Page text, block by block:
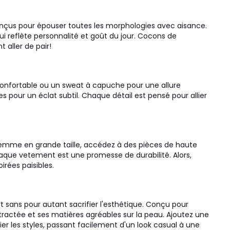
pour épouser toutes les morphologies avec aisance.
reflète personnalité et goût du jour. Cocons de
aller de pair!
ou un sweat à capuche pour une allure
pour un éclat subtil. Chaque détail est pensé pour allier
en grande taille, accédez à des pièces de haute
vetement est une promesse de durabilité. Alors,
paisibles.
pour autant sacrifier l'esthétique. Conçu pour
et ses matières agréables sur la peau. Ajoutez une
les styles, passant facilement d'un look casual à une